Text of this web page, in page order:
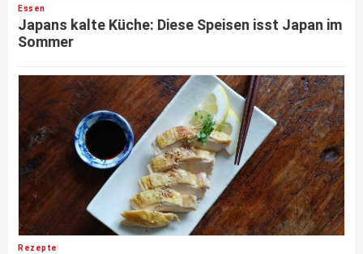
Essen
Japans kalte Küche: Diese Speisen isst Japan im
Sommer
Rezepte